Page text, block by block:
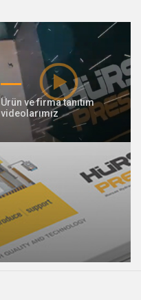
Ürün ve firma tanıtım
videolarımız